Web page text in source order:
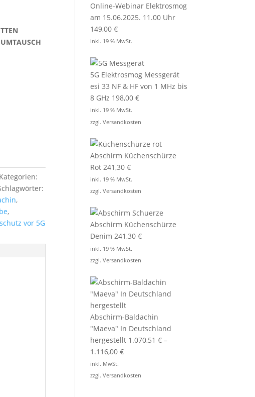
Kategorien:
,
,
schutz vor 5G
Online-Webinar Elektrosmog
am 15.06.2025. 11.00 Uhr
149,00€
inkl. 19 % MwSt.
5G Elektrosmog Messgerät
esi 33 NF & HF von 1 MHz bis
8 GHz 198,00€
inkl. 19 % MwSt.
zzgl.Versandkosten
Abschirm Küchenschürze
Rot 241,30€
inkl. 19 % MwSt.
zzgl.Versandkosten
Abschirm Küchenschürze
Denim 241,30€
inkl. 19 % MwSt.
zzgl.Versandkosten
Abschirm-Baldachin
"Maeva" In Deutschland
hergestellt 1.070,51€ –
1.116,00€
inkl. MwSt.
zzgl.Versandkosten